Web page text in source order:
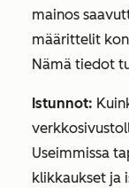
mainos
määrittelit
Nämä tiedot
Istunnot:
Useimmissa
klikkaukset ja